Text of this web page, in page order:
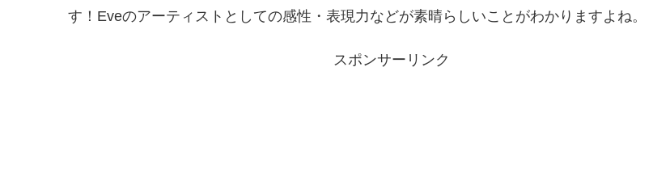
す！Eveのアーティストとしての感性・表現力などが素晴らしいことがわかりますよね。
スポンサーリンク